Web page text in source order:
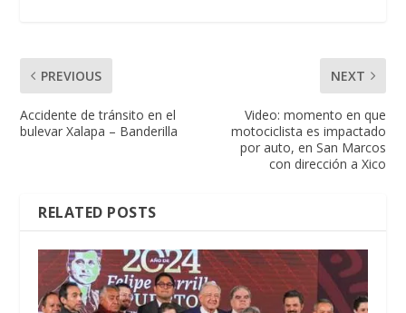
PREVIOUS
Accidente de tránsito en el
bulevar Xalapa – Banderilla
NEXT
Video: momento en que
motociclista es impactado
por auto, en San Marcos
con dirección a Xico
RELATED POSTS